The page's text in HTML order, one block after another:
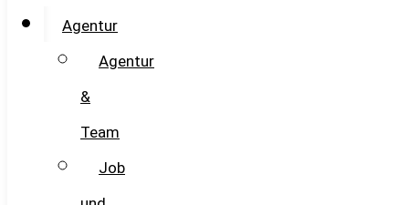
Agentur
Agentur
&
Team
Job